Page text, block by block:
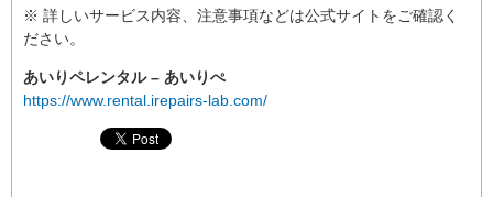
※ 詳しいサービス内容、注意事項などは公式サイトをご確認く
ださい。
あいりペレンタル – あいりぺ
https://www.rental.irepairs-lab.com/